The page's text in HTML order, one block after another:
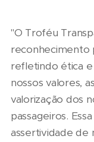
"O Troféu
reconhecimento
refletindo ética
nossos valores,
valorização dos
passageiros.
assertividade de